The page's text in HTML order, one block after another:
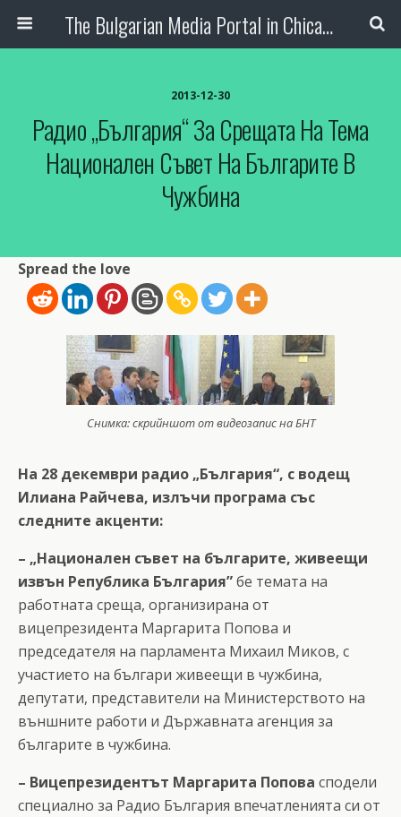
The Bulgarian Media Portal in Chicago
2013-12-30
Радио „България“ За Срещата На Тема
Национален Съвет На Българите В
Чужбина
Spread the love
Снимка: скрийншот от видеозапис на БНТ
На 28 декември радио „България“, с водещ
Илиана Райчева, излъчи програма със
следните акценти:
– „Национален съвет на българите, живеещи
извън Република България”бе темата на
работната среща, организирана от
вицепрезидента Маргарита Попова и
председателя на парламента Михаил Миков, с
участието на българи живеещи в чужбина,
депутати, представители на Министерството на
външните работи и Държавната агенция за
българите в чужбина.
– Вицепрезидентът Маргарита Попова сподели
специално за Радио България впечатленията си от